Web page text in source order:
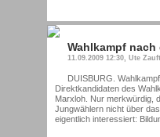
Wahlkampf
11.09.2009 12:30, Ute Zauft
DUISBURG.
Direktkandidaten des
Marxloh. Nur merkwürdig,
Jungwählern nicht über
eigentlich interessiert: